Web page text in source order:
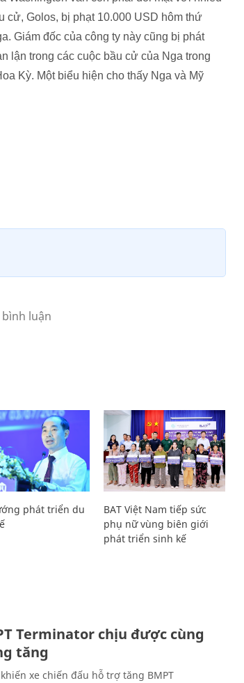
cử, Golos, bị phạt 10.000 USD hôm thứ
Giám đốc của công ty này cũng bị phát
lận trong các cuộc bầu cử của Nga trong
Kỳ. Một biểu hiện cho thấy Nga và Mỹ
phát triển du
BAT Việt Nam tiếp sức
phụ nữ vùng biên giới
phát triển sinh kế
Terminator chịu được cùng
tăng
xe chiến đấu hỗ trợ tăng BMPT